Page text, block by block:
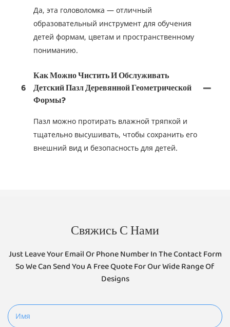
Да, эта головоломка — отличный
образовательный инструмент для обучения
детей формам, цветам и пространственному
пониманию.
6
Как Можно Чистить И Обслуживать
Детский Пазл Деревянной Геометрической
Формы?
Пазл можно протирать влажной тряпкой и
тщательно высушивать, чтобы сохранить его
внешний вид и безопасность для детей.
Свяжись С Нами
Just Leave Your Email Or Phone Number In The Contact Form
So We Can Send You A Free Quote For Our Wide Range Of
Designs
Имя